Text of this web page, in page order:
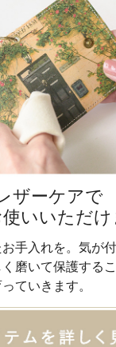
ザーケアで
いいただけ
手入れを。気が
磨いて保護する
ていきます。